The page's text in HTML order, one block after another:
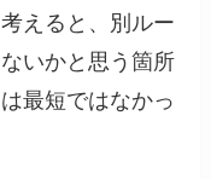
えると、別ルー
いかと思う箇所
最短ではなかっ